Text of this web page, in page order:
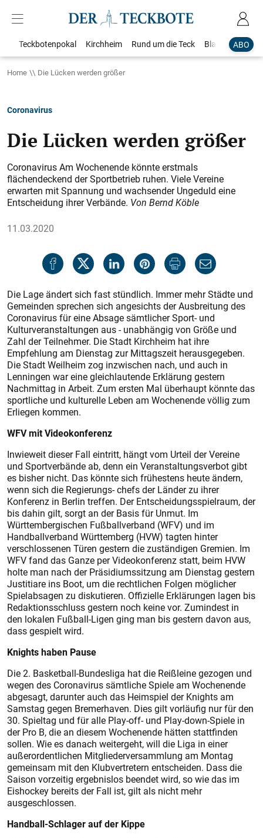
ABO
Teckbotenpokal Kirchheim Rund um die Teck Blaulicht
Home Die Lücken werden größer
Coronavirus
Die Lücken werden größer
Coronavirus Am Wochenende könnte erstmals
flächendeckend der Sportbetrieb ruhen. Viele Vereine
erwarten mit Spannung und wachsender Ungeduld eine
Entscheidung ihrer Verbände. Von Bernd Köble
11.03.2020
Die Lage ändert sich fast stündlich. Immer mehr Städte und
Gemeinden sprechen sich angesichts der Ausbreitung des
Coronavirus für eine Absage sämtlicher Sport- und
Kulturveranstaltungen aus - unabhängig von Größe und
Zahl der Teilnehmer. Die Stadt Kirchheim hat ihre
Empfehlung am Dienstag zur Mittagszeit herausgegeben.
Die Stadt Weilheim zog inzwischen nach, und auch in
Lenningen war eine gleichlautende Erklärung gestern
Nachmittag in Arbeit. Zum ersten Mal überhaupt könnte das
sportliche und kulturelle Leben am Wochenende völlig zum
Erliegen kommen.
WFV mit Videokonferenz
Inwieweit dieser Fall eintritt, hängt vom Urteil der Vereine
und Sportverbände ab, denn ein Veranstaltungsverbot gibt
es bisher nicht. Das könnte sich frühestens heute ändern,
wenn sich die Regierungs- chefs der Länder zu ihrer
Konferenz in Berlin treffen. Der Entscheidungsspielraum, der
bis dahin gilt, sorgt an der Basis für Unmut. Im
Württembergischen Fußballverband (WFV) und im
Handballverband Württemberg (HVW) tagten hinter
verschlossenen Türen gestern die zuständigen Gremien. Im
WFV fand das Ganze per Videokonferenz statt, beim HVW
holte man nach der Präsidiumssitzung am Dienstag gestern
Justitiare ins Boot, um die rechtlichen Folgen möglicher
Spielabsagen zu diskutieren. Offizielle Erklärungen lagen bis
Redaktionsschluss gestern noch keine vor. Zumindest in
den lokalen Fußball-Ligen ging man bis gestern davon aus,
dass gespielt wird.
Knights haben Pause
Die 2. Basketball-Bundesliga hat die Reißleine gezogen und
wegen des Coronavirus sämtliche Spiele am Wochenende
abgesagt, darunter auch das Heimspiel der Knights am
Samstag gegen Bremerhaven. Dies gilt vorläufig nur für den
30. Spieltag und für alle Play-off- und Play-down-Spiele in
der Pro B, die an diesem Wochenende hätten stattfinden
sollen. Wie es danach weitergeht, will die Liga in einer
außerordentlichen Mitgliederversammlung am Montag
gemeinsam mit den Klubvertretern entscheiden. Dass die
Saison vorzeitig ergebnislos beendet wird, so wie das im
Eishockey bereits der Fall ist, gilt als nicht mehr
ausgeschlossen.
Handball-Schlager auf der Kippe